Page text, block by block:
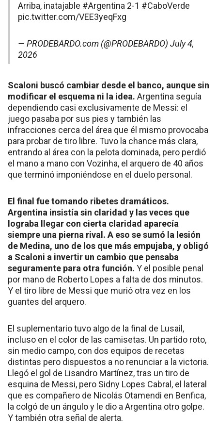
Arriba, inatajable #Argentina 2-1 #CaboVerde
pic.twitter.com/VEE3yeqFxg
— PRODEBARDO.com (@PRODEBARDO) July 4,
2026
Scaloni buscó cambiar desde el banco, aunque sin
modificar el esquema ni la idea. Argentina seguía
dependiendo casi exclusivamente de Messi: el
juego pasaba por sus pies y también las
infracciones cerca del área que él mismo provocaba
para probar de tiro libre. Tuvo la chance más clara,
entrando al área con la pelota dominada, pero perdió
el mano a mano con Vozinha, el arquero de 40 años
que terminó imponiéndose en el duelo personal.
El final fue tomando ribetes dramáticos.
Argentina insistía sin claridad y las veces que
lograba llegar con cierta claridad aparecía
siempre una pierna rival. A eso se sumó la lesión
de Medina, uno de los que más empujaba, y obligó
a Scaloni a invertir un cambio que pensaba
seguramente para otra función. Y el posible penal
por mano de Roberto Lopes a falta de dos minutos.
Y el tiro libre de Messi que murió otra vez en los
guantes del arquero.
El suplementario tuvo algo de la final de Lusail,
incluso en el color de las camisetas. Un partido roto,
sin medio campo, con dos equipos de recetas
distintas pero dispuestos a no renunciar a la victoria.
Llegó el gol de Lisandro Martínez, tras un tiro de
esquina de Messi, pero Sidny Lopes Cabral, el lateral
que es compañero de Nicolás Otamendi en Benfica,
la colgó de un ángulo y le dio a Argentina otro golpe.
Y también otra señal de alerta.